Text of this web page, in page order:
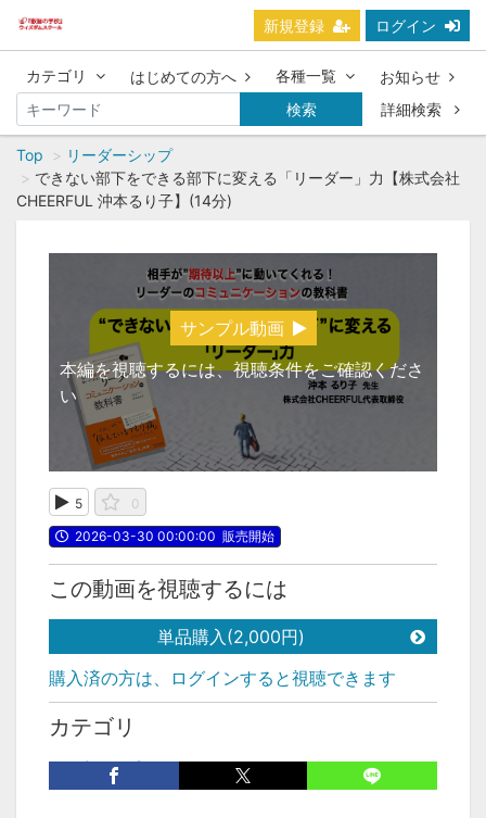
新規登録 ログイン
カテゴリ はじめての方へ 各種一覧
お知らせ
検索
詳細検索
Top
リーダーシップ
できない部下をできる部下に変える「リーダー」力【株式会社
CHEERFUL 沖本るり子】(14分)
サンプル動画
本編を視聴するには、視聴条件をご確認くださ
い
5
0
2026-03-30 00:00:00 販売開始
この動画を視聴するには
単品購入(2,000円)
購入済の方は、ログインすると視聴できます
カテゴリ
リーダーシップ
ピックアップ